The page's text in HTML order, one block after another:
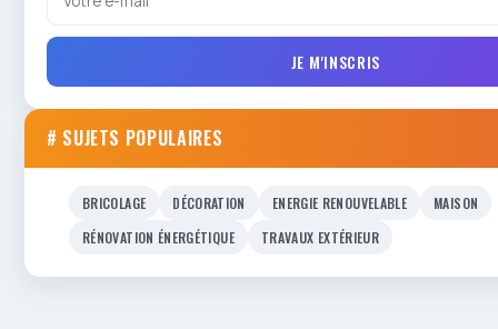
JE M'INSCRIS
# SUJETS POPULAIRES
BRICOLAGE DÉCORATION ENERGIE RENOUVELABLE
MAISON
RÉNOVATION ÉNERGÉTIQUE
TRAVAUX EXTÉRIEUR